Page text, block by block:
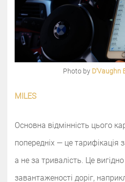
Photo by D'Vaughn
MILES
Основна відмінність цього
попередніх — це тарифікація
а не за тривалість. Це
завантаженості доріг,